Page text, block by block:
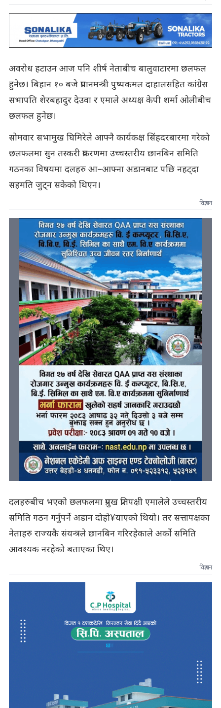
अवरोध हटाउन आज पनि शीर्ष नेताबीच बालुवाटारमा छलफल
हुनेछ। बिहान १० बजे प्रधानमन्त्री पुष्पकमल दाहालसहित कांग्रेस
सभापति शेरबहादुर देउवा र एमाले अध्यक्ष केपी शर्मा ओलीबीच
छलफल हुनेछ।
सोमवार सभामुख घिमिरेले आफ्नै कार्यकक्ष सिंहदरबारमा गरेको
छलफलमा सुन तस्करी प्रकरणमा उच्चस्तरीय छानबिन समिति
गठनका विषयमा दलहरु आ–आफ्ना अडानबाट पछि नहट्दा
सहमति जुट्न सकेको थिएन।
विज्ञापन
दलहरुबीच भएको छलफलमा प्रमुख प्रतिपक्षी एमालेले उच्चस्तरीय
समिति गठन गर्नुपर्ने अडान दोहो¥याएको थियो। तर सत्तापक्षका
नेताहरु राज्यकै संयन्त्रले छानबिन गरिरहेकाले अर्को समिति
आवश्यक नरहेको बताएका थिए।
विज्ञापन